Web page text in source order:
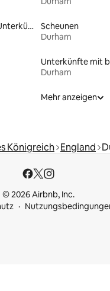
Familienfreundliche Unterkünfte
Scheunen
Durham
Durham
Mehr anzeigen
Königreich England
© 2026 Airbnb, Inc.